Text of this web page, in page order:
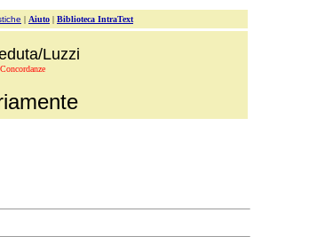
| Aiuto | Biblioteca IntraText
Luzzi